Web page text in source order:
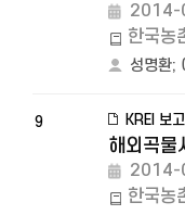
2014-
한국농
성명환;
9 KREI 보
해외곡물
2014-
한국농